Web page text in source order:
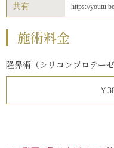
共有 https://
施術料金
隆鼻術（シリコンプロテーゼ
￥